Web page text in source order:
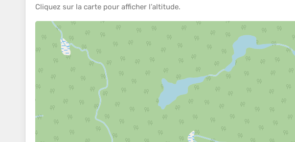
Cliquez sur la carte pour afficher l’altitude.